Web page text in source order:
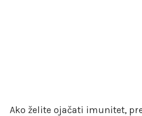
Ako želite ojačati imunitet,